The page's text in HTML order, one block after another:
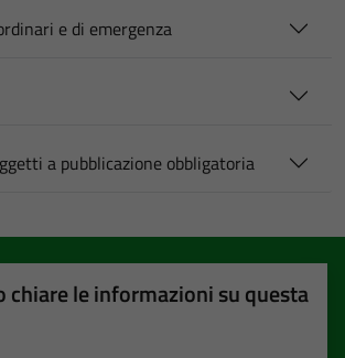
e di emergenza
a pubblicazione obbligatoria
chiare le informazioni su questa